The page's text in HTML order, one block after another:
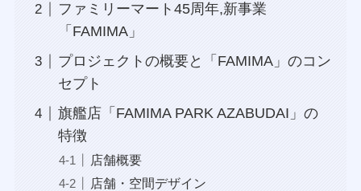
ファミリーマート45周年,新事業
「FAMIMA」
プロジェクトの概要と「FAMIMA」のコン
セプト
旗艦店「FAMIMA PARK AZABUDAI」の
特徴
店舗概要
店舗・空間デザイン